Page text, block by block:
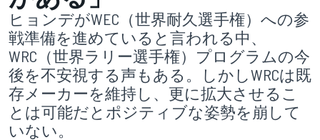
ヒョンデがWEC（世界耐久選手権）への参
戦準備を進めていると言われる中、
WRC（世界ラリー選手権）プログラムの今
後を不安視する声もある。しかしWRCは既
存メーカーを維持し、更に拡大させるこ
とは可能だとポジティブな姿勢を崩して
いない。